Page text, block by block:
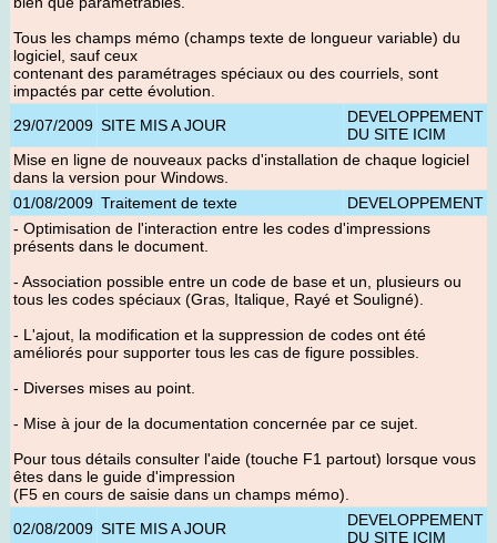
Tous les champs mémo (champs texte de longueur variable) du
logiciel, sauf ceux
contenant des paramétrages spéciaux ou des courriels, sont
impactés par cette évolution.
29/07/2009 SITE MIS A JOUR
DEVELOPPEMENT
DU SITE ICIM
Mise en ligne de nouveaux packs d'installation de chaque logiciel
dans la version pour Windows.
01/08/2009 Traitement de texte
DEVELOPPEMENT
- Optimisation de l'interaction entre les codes d'impressions
présents dans le document.
- Association possible entre un code de base et un, plusieurs ou
tous les codes spéciaux (Gras, Italique, Rayé et Souligné).
- L'ajout, la modification et la suppression de codes ont été
améliorés pour supporter tous les cas de figure possibles.
- Diverses mises au point.
- Mise à jour de la documentation concernée par ce sujet.
Pour tous détails consulter l'aide (touche F1 partout) lorsque vous
êtes dans le guide d'impression
(F5 en cours de saisie dans un champs mémo).
02/08/2009 SITE MIS A JOUR
DEVELOPPEMENT
DU SITE ICIM